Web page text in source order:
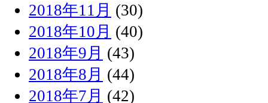
2018年11月 (30)
2018年10月 (40)
2018年9月 (43)
2018年8月 (44)
2018年7月 (42)